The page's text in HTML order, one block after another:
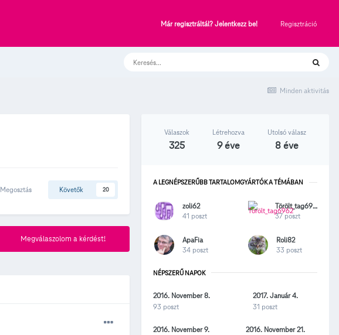
Már regisztráltál? Jelentkezz be! Regisztráció
Minden aktivitás
Megosztás Követők 20
Megválaszolom a kérdést!
Válaszok
325
Létrehozva
9 éve
Utolsó válasz
8 éve
A LEGNÉPSZERŰBB TARTALOMGYÁRTÓK A TÉMÁBAN
zoli62
41 poszt
Törölt_tag6962
37 poszt
ApaFia
34 poszt
Roli82
33 poszt
NÉPSZERŰ NAPOK
2016. November 8.
93 poszt
2017. Január 4.
31 poszt
2016. November 9.
2016. November 21.